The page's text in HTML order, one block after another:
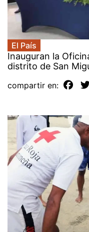
El País
Inauguran la
distrito de San
compartir en: